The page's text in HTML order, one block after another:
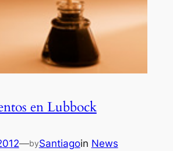
en Lubbock
—bySantiagoin News